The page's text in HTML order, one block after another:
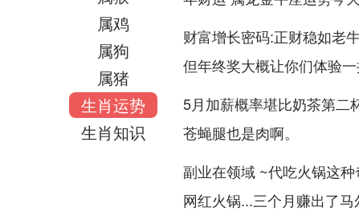
属鸡
属狗
属猪
生肖运势
生肖知识
财富增长密码:正财稳如老
但年终奖大概让你们体验一
5月加薪概率堪比奶茶第二
苍蝇腿也是肉啊。
副业在领域 ~代吃火锅这
网红火锅...三个月赚出了